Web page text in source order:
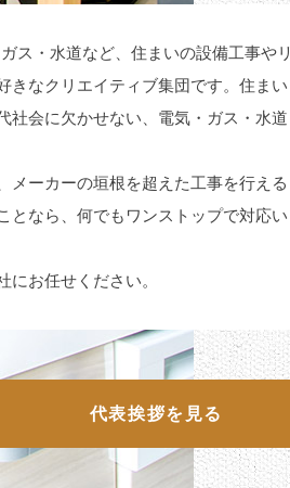
ス・水道など、住まいの設備工事やリ
きなクリエイティブ集団です。住まい
社会に欠かせない、電気・ガス・水道
メーカーの垣根を超えた工事を行える
となら、何でもワンストップで対応い
お任せください。
代表挨拶を見る